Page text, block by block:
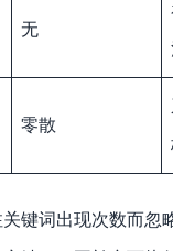
无
零散
键词出现次数而忽